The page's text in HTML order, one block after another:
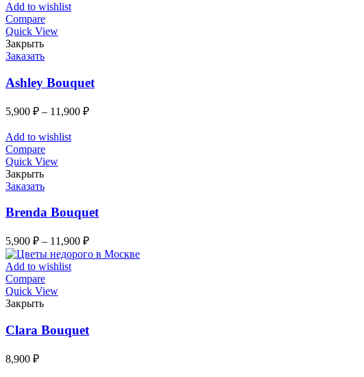
Add to wishlist
Compare
Quick View
Закрыть
Заказать
Ashley Bouquet
5,900 ₽ – 11,900 ₽
Add to wishlist
Compare
Quick View
Закрыть
Заказать
Brenda Bouquet
5,900 ₽ – 11,900 ₽
Add to wishlist
Compare
Quick View
Закрыть
Clara Bouquet
8,900 ₽